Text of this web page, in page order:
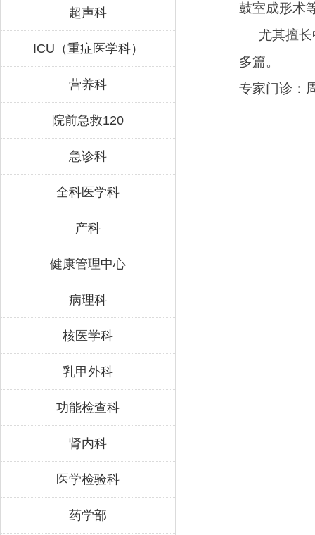
超声科
ICU（重症医学科）
营养科
院前急救120
急诊科
全科医学科
产科
健康管理中心
病理科
核医学科
乳甲外科
功能检查科
肾内科
医学检验科
药学部
鼓室成形术
尤其擅
多篇。
专家门诊：